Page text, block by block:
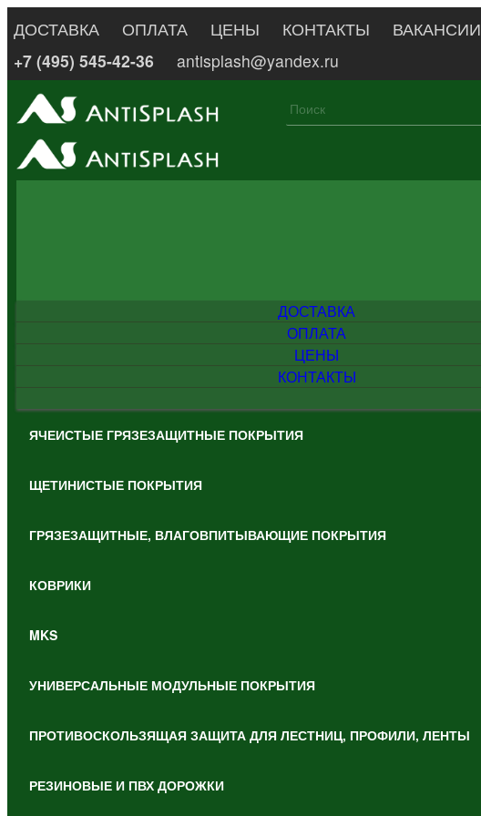
ДОСТАВКА ОПЛАТА ЦЕНЫ КОНТАКТЫ
ВАКАНСИИ
+7 (495) 545-42-36
antisplash@yandex.ru
ДОСТАВКА
ОПЛАТА
ЦЕНЫ
КОНТАКТЫ
ЯЧЕИСТЫЕ ГРЯЗЕЗАЩИТНЫЕ ПОКРЫТИЯ
ЩЕТИНИСТЫЕ ПОКРЫТИЯ
ГРЯЗЕЗАЩИТНЫЕ, ВЛАГОВПИТЫВАЮЩИЕ ПОКРЫТИЯ
КОВРИКИ
MKS
УНИВЕРСАЛЬНЫЕ МОДУЛЬНЫЕ ПОКРЫТИЯ
ПРОТИВОСКОЛЬЗЯЩАЯ ЗАЩИТА ДЛЯ ЛЕСТНИЦ, ПРОФИЛИ, ЛЕНТЫ
РЕЗИНОВЫЕ И ПВХ ДОРОЖКИ